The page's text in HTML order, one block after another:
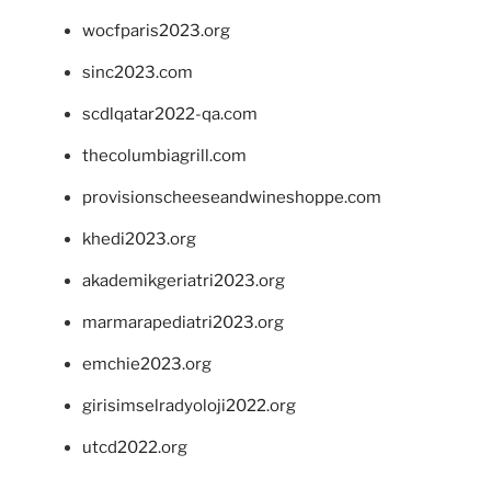
wocfparis2023.org
sinc2023.com
scdlqatar2022-qa.com
thecolumbiagrill.com
provisionscheeseandwineshoppe.com
khedi2023.org
akademikgeriatri2023.org
marmarapediatri2023.org
emchie2023.org
girisimselradyoloji2022.org
utcd2022.org